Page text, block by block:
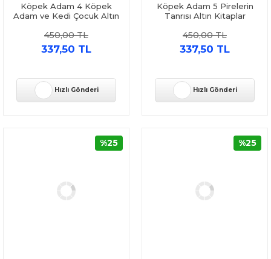
Köpek Adam 4 Köpek
Adam ve Kedi Çocuk Altın
450,00 TL
337,50 TL
Hızlı Gönderi
Köpek Adam 5 Pirelerin
Tanrısı Altın Kitaplar
450,00 TL
337,50 TL
Hızlı Gönderi
%25 %25